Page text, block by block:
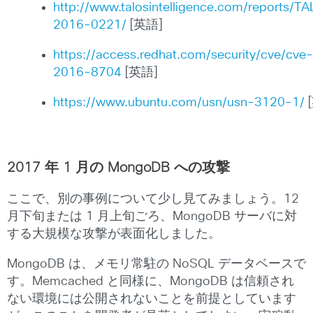
http://www.talosintelligence.com/reports/
2016-0221/ [英語]
https://access.redhat.com/security/cve/cve-
2016-8704 [英語]
https://www.ubuntu.com/usn/usn-3120-1/
2017 年 1 月の MongoDB への攻撃
ここで、別の事例について少し見てみましょう。12
月下旬または 1 月上旬ごろ、MongoDB サーバに対
する大規模な攻撃が表面化しました。
MongoDB は、メモリ常駐の NoSQL データベースで
す。Memcached と同様に、MongoDB は信頼され
ない環境には公開されないことを前提としています